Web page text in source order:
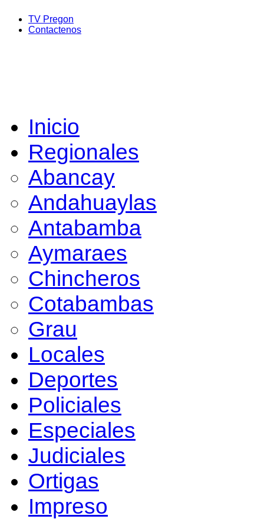
TV Pregon
Contactenos
Inicio
Regionales
Abancay
Andahuaylas
Antabamba
Aymaraes
Chincheros
Cotabambas
Grau
Locales
Deportes
Policiales
Especiales
Judiciales
Ortigas
Impreso